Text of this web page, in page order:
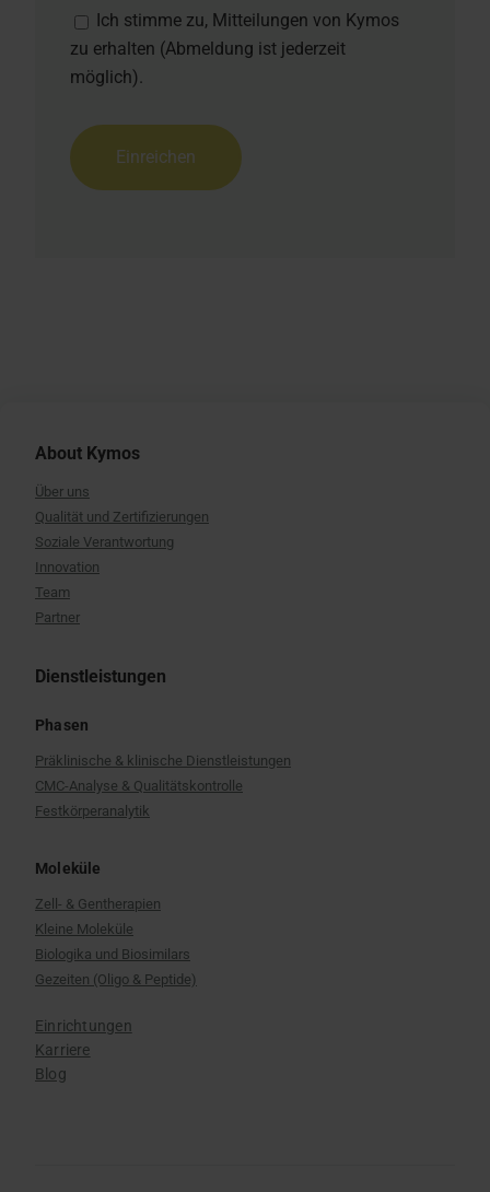
Ich stimme zu, Mitteilungen von Kymos
zu erhalten (Abmeldung ist jederzeit
möglich).
About Kymos
Über uns
Qualität und Zertifizierungen
Soziale Verantwortung
Innovation
Team
Partner
Dienstleistungen
Phasen
Präklinische & klinische Dienstleistungen
CMC-Analyse & Qualitätskontrolle
Festkörperanalytik
Moleküle
Zell- & Gentherapien
Kleine Moleküle
Biologika und Biosimilars
Gezeiten (Oligo & Peptide)
Einrichtungen
Karriere
Blog